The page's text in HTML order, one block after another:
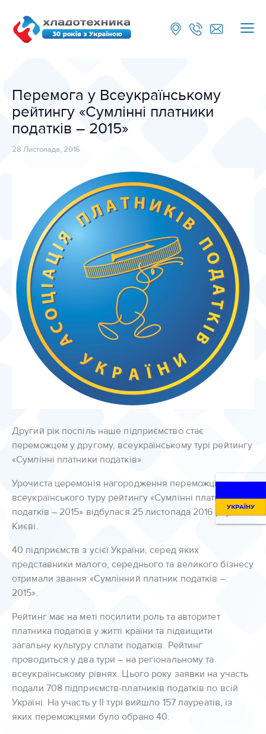
Перемога у Всеукраїнському
рейтингу «Сумлінні платники
податків – 2015»
28 Листопада, 2016
Другий рік поспіль наше підприємство стає
переможцем у другому, всеукраїнському турі рейтингу
«Сумлінні платники податків».
Урочиста церемонія нагородження переможців
всеукраїнського туру рейтингу «Сумлінні платники
податків – 2015» відбулася 25 листопада 2016 р. у м.
Києві.
40 підприємств з усієї України, серед яких
представники малого, середнього та великого бізнесу
отримали звання «Сумлінний платник податків –
2015».
Рейтинг має на меті посилити роль та авторитет
платника податків у житті країни та підвищити
загальну культуру сплати податків. Рейтинг
проводиться у два тури – на регіональному та
всеукраїнському рівнях. Цього року заявки на участь
подали 708 підприємств-платників податків по всій
Україні. На участь у ІІ турі вийшло 157 лауреатів, із
яких переможцями було обрано 40.